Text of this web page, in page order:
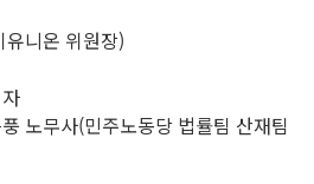
니온 위원장)
노무사(민주노동당 법률팀 산재팀